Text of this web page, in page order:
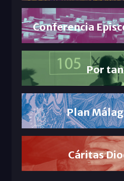
Conferencia
Por
Plan
Cáritas